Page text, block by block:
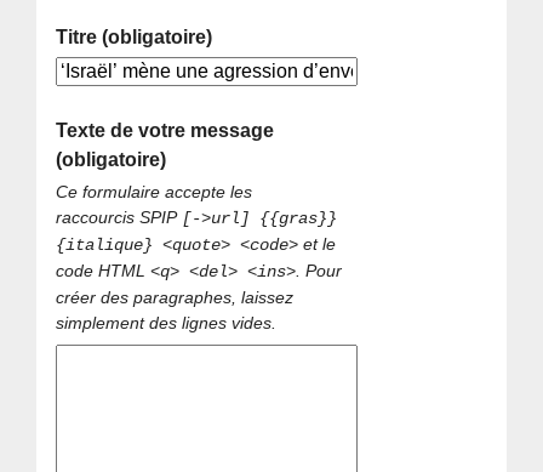
Titre (obligatoire)
Texte de votre message
(obligatoire)
Ce formulaire accepte les
raccourcis SPIP [->url] {{gras}}
{italique} <quote> <code> et le
code HTML<q> <del> <ins> . Pour
créer des paragraphes, laissez
simplement des lignes vides.